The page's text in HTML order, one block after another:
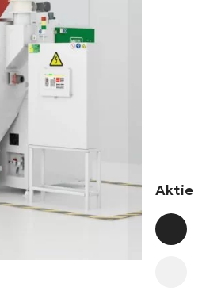
Aktie